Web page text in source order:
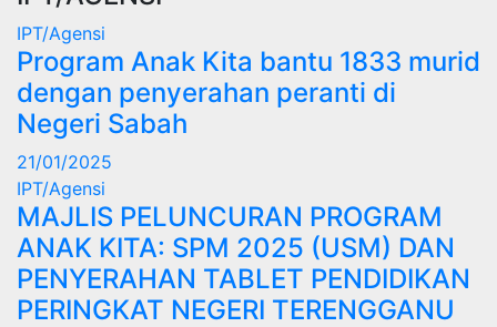
IPT/Agensi
Program Anak Kita bantu 1833 murid
dengan penyerahan peranti di
Negeri Sabah
21/01/2025
IPT/Agensi
MAJLIS PELUNCURAN PROGRAM
ANAK KITA: SPM 2025 (USM) DAN
PENYERAHAN TABLET PENDIDIKAN
PERINGKAT NEGERI TERENGGANU